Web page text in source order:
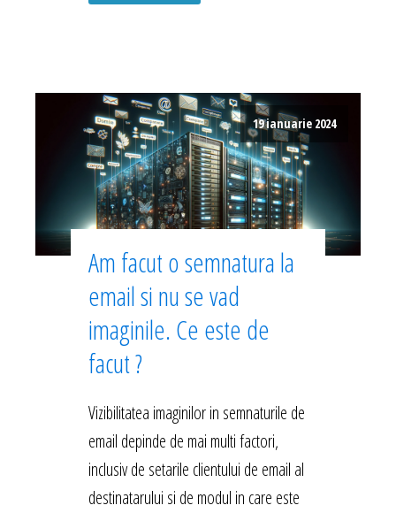
19 ianuarie 2024
Am facut o semnatura la
email si nu se vad
imaginile. Ce este de
facut ?
Vizibilitatea imaginilor in semnaturile de
email depinde de mai multi factori,
inclusiv de setarile clientului de email al
destinatarului si de modul in care este